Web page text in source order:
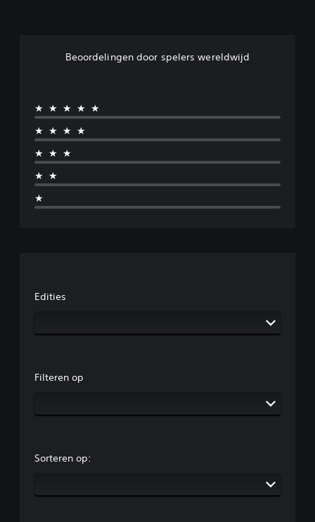
Beoordelingen door spelers wereldwijd
★★★★★
★★★★
★★★
★★
★
Edities
Filteren op
Sorteren op: